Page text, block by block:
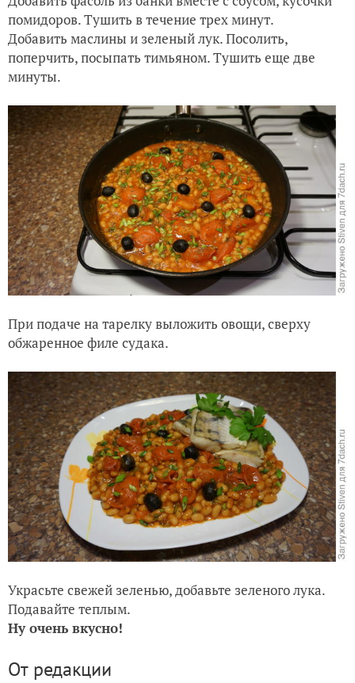
помидоров. Тушить в течение трех минут.
Добавить маслины и зеленый лук. Посолить,
поперчить, посыпать тимьяном. Тушить еще две
минуты.
При подаче на тарелку выложить овощи, сверху
обжаренное филе судака.
Украсьте свежей зеленью, добавьте зеленого лука.
Подавайте теплым.
Ну очень вкусно!
От редакции